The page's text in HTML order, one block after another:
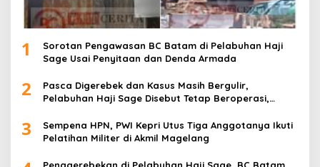
1
Sorotan Pengawasan BC Batam di Pelabuhan Haji
Sage Usai Penyitaan dan Denda Armada
2
Pasca Digerebek dan Kasus Masih Bergulir,
Pelabuhan Haji Sage Disebut Tetap Beroperasi,
3
Sempena HPN, PWI Kepri Utus Tiga Anggotanya Ikuti
Pelatihan Militer di Akmil Magelang
Penggerebekan di Pelabuhan Haji Sage, BC Batam